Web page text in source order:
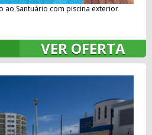
ao Santuário com piscina exterior
VER OFERTA